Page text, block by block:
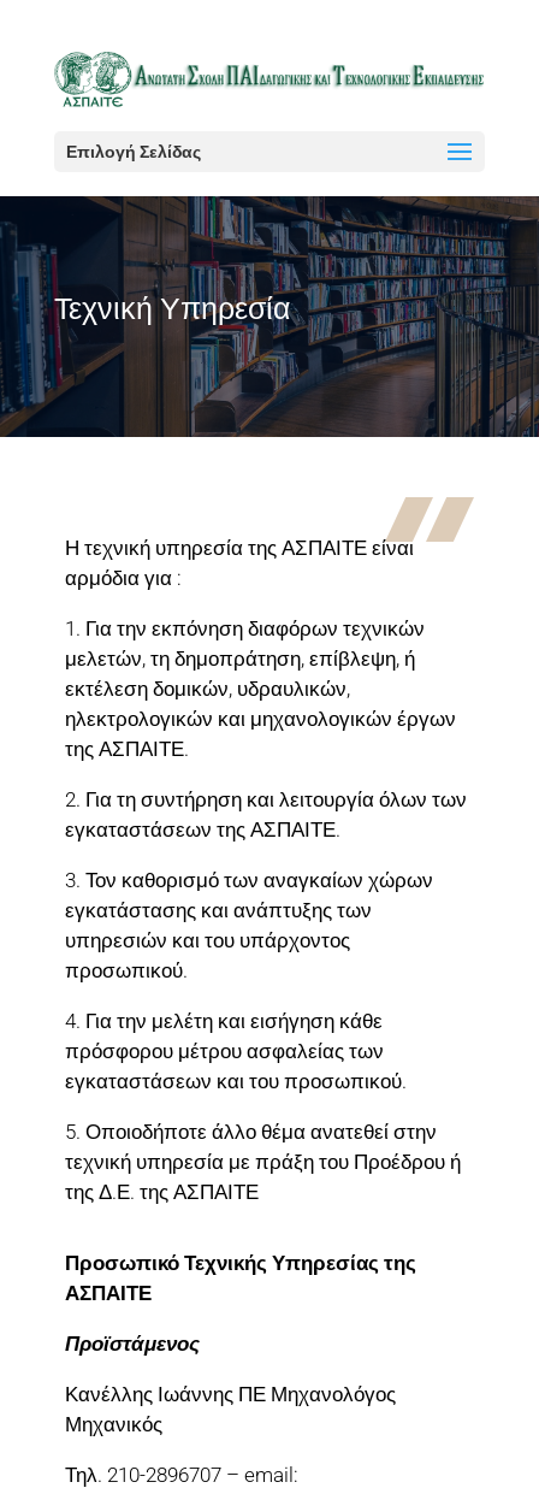
Επιλογή Σελίδας
Τεχνική Υπηρεσία
Η τεχνική υπηρεσία της ΑΣΠΑΙΤΕ είναι
αρμόδια για :
1. Για την εκπόνηση διαφόρων τεχνικών
μελετών, τη δημοπράτηση, επίβλεψη, ή
εκτέλεση δομικών, υδραυλικών,
ηλεκτρολογικών και μηχανολογικών έργων
της ΑΣΠΑΙΤΕ.
2. Για τη συντήρηση και λειτουργία όλων των
εγκαταστάσεων της ΑΣΠΑΙΤΕ.
3. Τον καθορισμό των αναγκαίων χώρων
εγκατάστασης και ανάπτυξης των
υπηρεσιών και του υπάρχοντος
προσωπικού.
4. Για την μελέτη και εισήγηση κάθε
πρόσφορου μέτρου ασφαλείας των
εγκαταστάσεων και του προσωπικού.
5. Οποιοδήποτε άλλο θέμα ανατεθεί στην
τεχνική υπηρεσία με πράξη του Προέδρου ή
της Δ.Ε. της ΑΣΠΑΙΤΕ
Προσωπικό Τεχνικής Υπηρεσίας της
ΑΣΠΑΙΤΕ
Προϊστάμενος
Κανέλλης Ιωάννης ΠΕ Μηχανολόγος
Μηχανικός
Τηλ. 210-2896707 – email: